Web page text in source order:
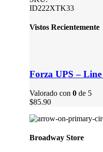
ID222XTK33
Vistos Recientemente
Forza UPS –
Valorado con 0 de 5
$85.90
Broadway Store